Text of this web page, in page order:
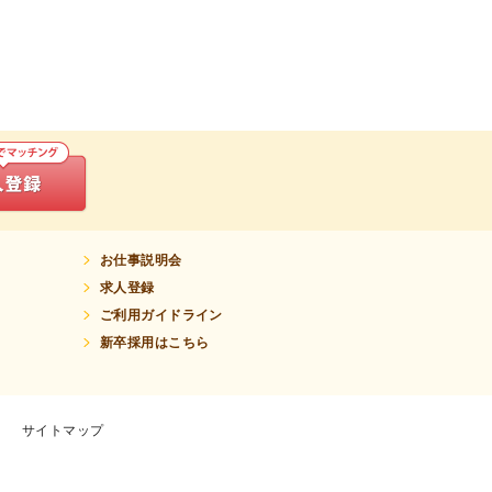
お仕事説明会
求人登録
ご利用ガイドライン
新卒採用はこちら
サイトマップ